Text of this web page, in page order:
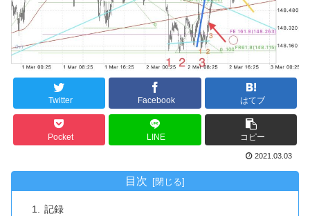
Twitter Facebook はてブ
Pocket LINE コピー
2021.03.03
目次
記録